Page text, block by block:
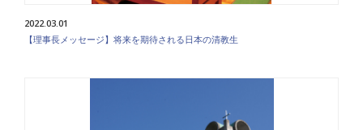
2022.03.01
【理事長メッセージ】将来を期待される日本の清教生